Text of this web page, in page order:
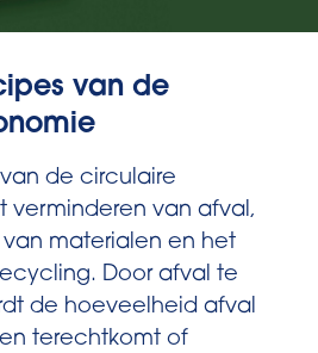
van de
de circulaire
verminderen van afval,
materialen en het
Door afval te
de hoeveelheid afval
terechtkomt of